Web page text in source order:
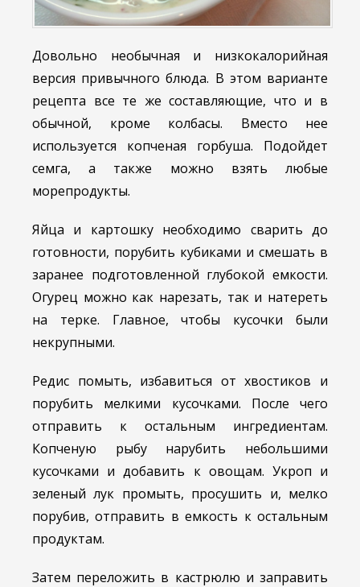
Довольно необычная и низкокалорийная
версия привычного блюда. В этом варианте
рецепта все те же составляющие, что и в
обычной, кроме колбасы. Вместо нее
используется копченая горбуша. Подойдет
семга, а также можно взять любые
морепродукты.
Яйца и картошку необходимо сварить до
готовности, порубить кубиками и смешать в
заранее подготовленной глубокой емкости.
Огурец можно как нарезать, так и натереть
на терке. Главное, чтобы кусочки были
некрупными.
Редис помыть, избавиться от хвостиков и
порубить мелкими кусочками. После чего
отправить к остальным ингредиентам.
Копченую рыбу нарубить небольшими
кусочками и добавить к овощам. Укроп и
зеленый лук промыть, просушить и, мелко
порубив, отправить в емкость к остальным
продуктам.
Затем переложить в кастрюлю и заправить